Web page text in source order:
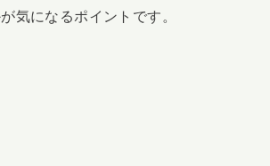
気になるポイントです。